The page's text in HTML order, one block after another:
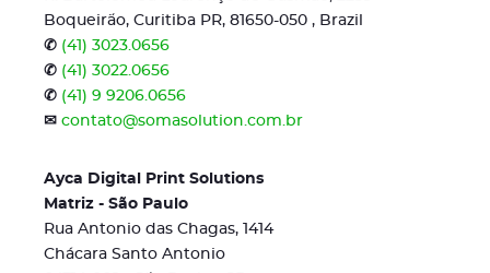
Boqueirão, Curitiba PR, 81650-050 , Brazil
✆ (41) 3023.0656
✆ (41) 3022.0656
✆ (41) 9 9206.0656
✉ contato@somasolution.com.br
Ayca Digital Print Solutions
Matriz - São Paulo
Rua Antonio das Chagas, 1414
Chácara Santo Antonio